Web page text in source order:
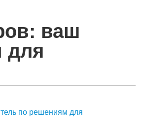
ваш
для
по решениям для